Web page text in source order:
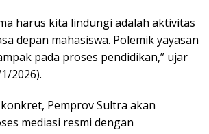
harus kita lindungi adalah aktivitas
depan mahasiswa. Polemik yayasan
pada proses pendidikan,” ujar
2026).
Pemprov Sultra akan
mediasi resmi dengan